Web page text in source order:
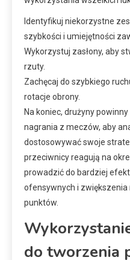
Identyfikuj niekorzystne
szybkości i umiejętności
Wykorzystuj zasłony, aby
rzuty.
Zachęcaj do szybkiego
rotacje obrony.
Na koniec, drużyny
nagrania z meczów, aby
dostosowywać swoje
przeciwnicy reagują na
prowadzić do bardziej
ofensywnych i
punktów.
do tworzenia